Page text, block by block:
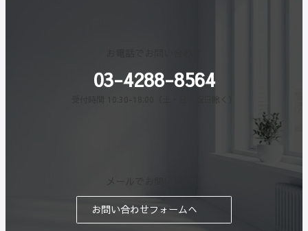
03-4288-8564
受付時間 10:30-18:00（土・日・祝日除く）
お問い合わせフォームへ